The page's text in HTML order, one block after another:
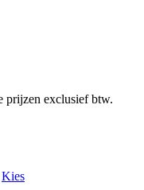
prijzen exclusief btw.
Kies